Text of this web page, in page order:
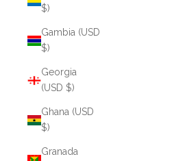
$)
Gambia (USD
$)
Georgia
(USD $)
Ghana (USD
$)
Granada